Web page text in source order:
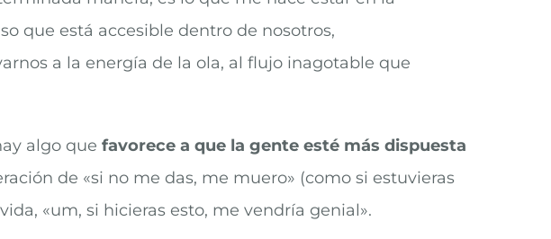
que está accesible dentro de nosotros,
a la energía de la ola, al flujo inagotable que
algo que favorece a que la gente esté más dispuesta
de «si no me das, me muero» (como si estuvieras
«um, si hicieras esto, me vendría genial».